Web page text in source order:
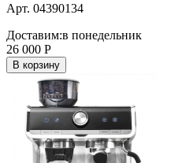
Арт. 04390134
Доставим:в понедельник
26 000 Р
В корзину